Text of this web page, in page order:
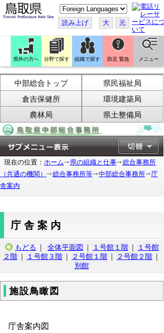
こ
の
ペ
ー
ジ
翻
訳
す
る
読み上げ 大 元
県外の方へ 分野で探す 組織で探す 防災 緊急 メニュー
中部総合トップ
県民福祉局
倉吉保健所
環境建築局
農林局
県土整備局
現在の位置： ホーム 県の組織と仕事
総合事務所
（共通の機関）
総合事務所等 中部総合事務所
庁
舎案内
庁舎案内
もどる ｜ 全体平面図 ｜ １号館１階 ｜
１号館
２階 ｜ １号館３階 ｜ ２号館１階 ｜ ２号館２階 ｜
別館
施設鳥瞰図
庁舎案内図